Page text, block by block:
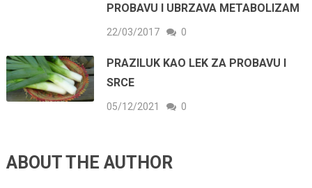
PROBAVU I UBRZAVA METABOLIZAM
22/03/2017 0
PRAZILUK KAO LEK ZA PROBAVU I
SRCE
05/12/2021 0
ABOUT THE AUTHOR